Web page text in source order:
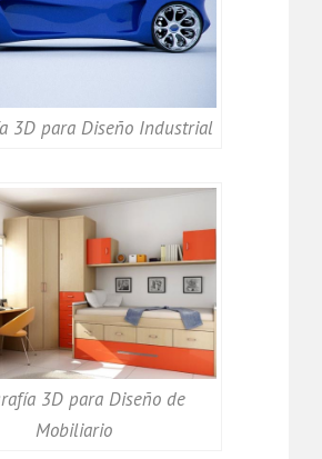
3D para Diseño Industrial
3D para Diseño de
Mobiliario